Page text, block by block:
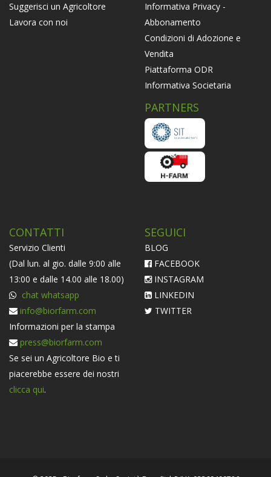
Suggerisci un Agricoltore
Lavora con noi
Informativa Privacy -
Abbonamento
Condizioni di Adozione e
Vendita
Piattaforma ODR
Informativa Societaria
PARTNERS
CONTATTI
Servizio Clienti
(Dal lun. al gio. dalle 9:00 alle
13:00 e dalle 14.00 alle 18.00)
chat whatsapp
info@biorfarm.com
Informazioni per la stampa
press@biorfarm.com
Se sei un Agricoltore Bio e ti
piacerebbe essere dei nostri
clicca qui.
SEGUICI
BLOG
FACEBOOK
INSTAGRAM
LINKEDIN
TWITTER